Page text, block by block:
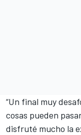
“Un final muy
cosas pueden
disfruté mucho la